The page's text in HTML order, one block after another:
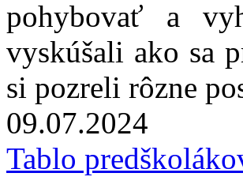
pohybovať a
vyskúšali ako sa
si pozreli rôzne
09.07.2024
Tablo